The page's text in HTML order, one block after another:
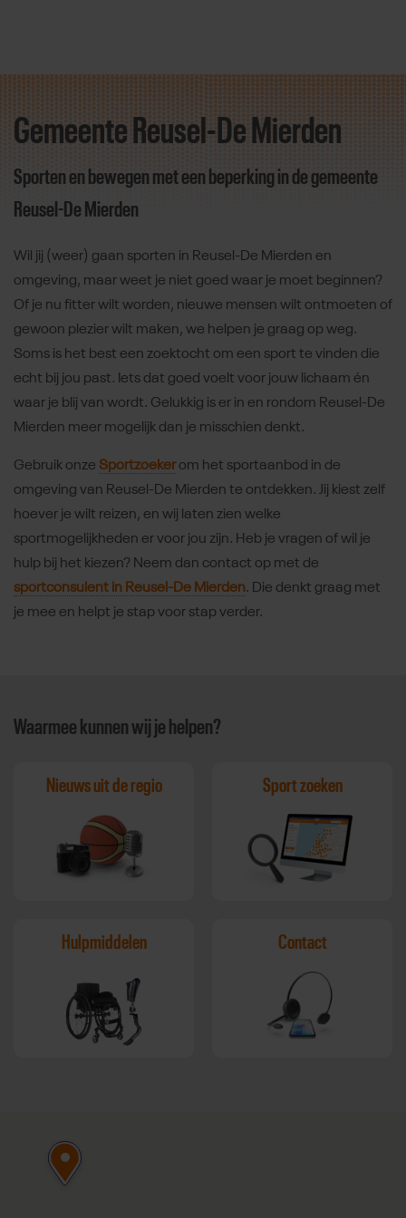
Direct door naar content
Gemeente Reusel-De Mierden
Sporten en bewegen met een beperking in de gemeente
Reusel-De Mierden
Wil jij (weer) gaan sporten in Reusel-De Mierden en
omgeving, maar weet je niet goed waar je moet beginnen?
Of je nu fitter wilt worden, nieuwe mensen wilt ontmoeten of
gewoon plezier wilt maken, we helpen je graag op weg.
Soms is het best een zoektocht om een sport te vinden die
echt bij jou past. Iets dat goed voelt voor jouw lichaam én
waar je blij van wordt. Gelukkig is er in en rondom Reusel-De
Mierden meer mogelijk dan je misschien denkt.
Gebruik onze Sportzoekerom het sportaanbod in de
omgeving van Reusel-De Mierden te ontdekken. Jij kiest zelf
hoever je wilt reizen, en wij laten zien welke
sportmogelijkheden er voor jou zijn. Heb je vragen of wil je
hulp bij het kiezen? Neem dan contact op met de
sportconsulent in Reusel-De Mierden. Die denkt graag met
je mee en helpt je stap voor stap verder.
Waarmee kunnen wij je helpen?
Nieuws uit de regio Sport zoeken
Hulpmiddelen Contact